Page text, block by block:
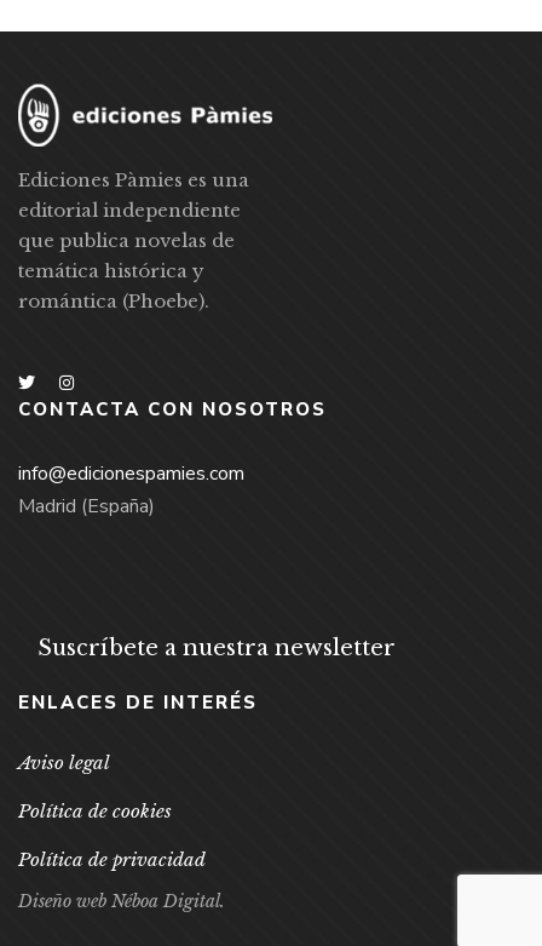
Ediciones Pàmies es una
editorial independiente
que publica novelas de
temática histórica y
romántica (Phoebe).
CONTACTA CON NOSOTROS
info@edicionespamies.com
Madrid (España)
Suscríbete a nuestra newsletter
ENLACES DE INTERÉS
Aviso legal
Política de cookies
Política de privacidad
Diseño web Néboa Digital.